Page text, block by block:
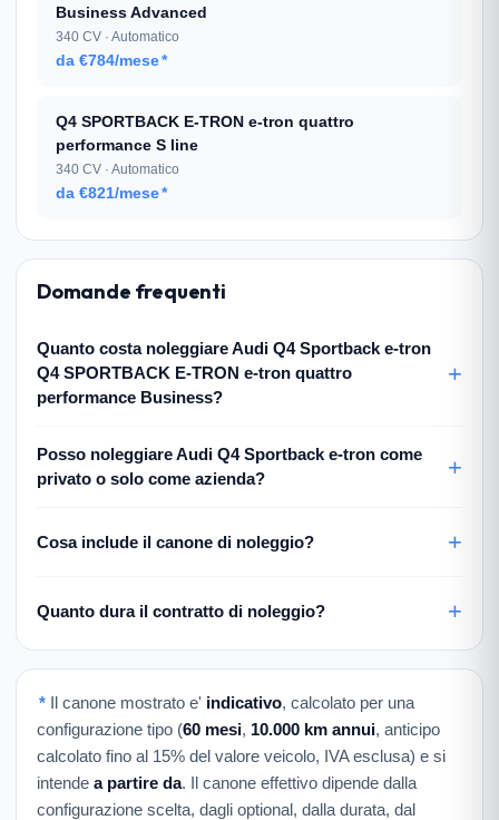
Business Advanced
340 CV · Automatico
da €784/mese*
Q4 SPORTBACK E-TRON e-tron quattro
performance S line
340 CV · Automatico
da €821/mese*
Domande frequenti
Quanto costa noleggiare Audi Q4 Sportback e-tron
Q4 SPORTBACK E-TRON e-tron quattro
performance Business?
Posso noleggiare Audi Q4 Sportback e-tron come
privato o solo come azienda?
Cosa include il canone di noleggio?
Quanto dura il contratto di noleggio?
* Il canone mostrato e' indicativo, calcolato per una
configurazione tipo (60 mesi, 10.000 km annui, anticipo
calcolato fino al 15% del valore veicolo, IVA esclusa) e si
intende a partire da. Il canone effettivo dipende dalla
configurazione scelta, dagli optional, dalla durata, dal